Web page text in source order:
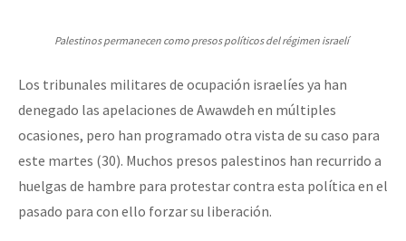
Palestinos permanecen como presos políticos del régimen israelí
Los tribunales militares de ocupación israelíes ya han
denegado las apelaciones de Awawdeh en múltiples
ocasiones, pero han programado otra vista de su caso para
este martes (30). Muchos presos palestinos han recurrido a
huelgas de hambre para protestar contra esta política en el
pasado para con ello forzar su liberación.